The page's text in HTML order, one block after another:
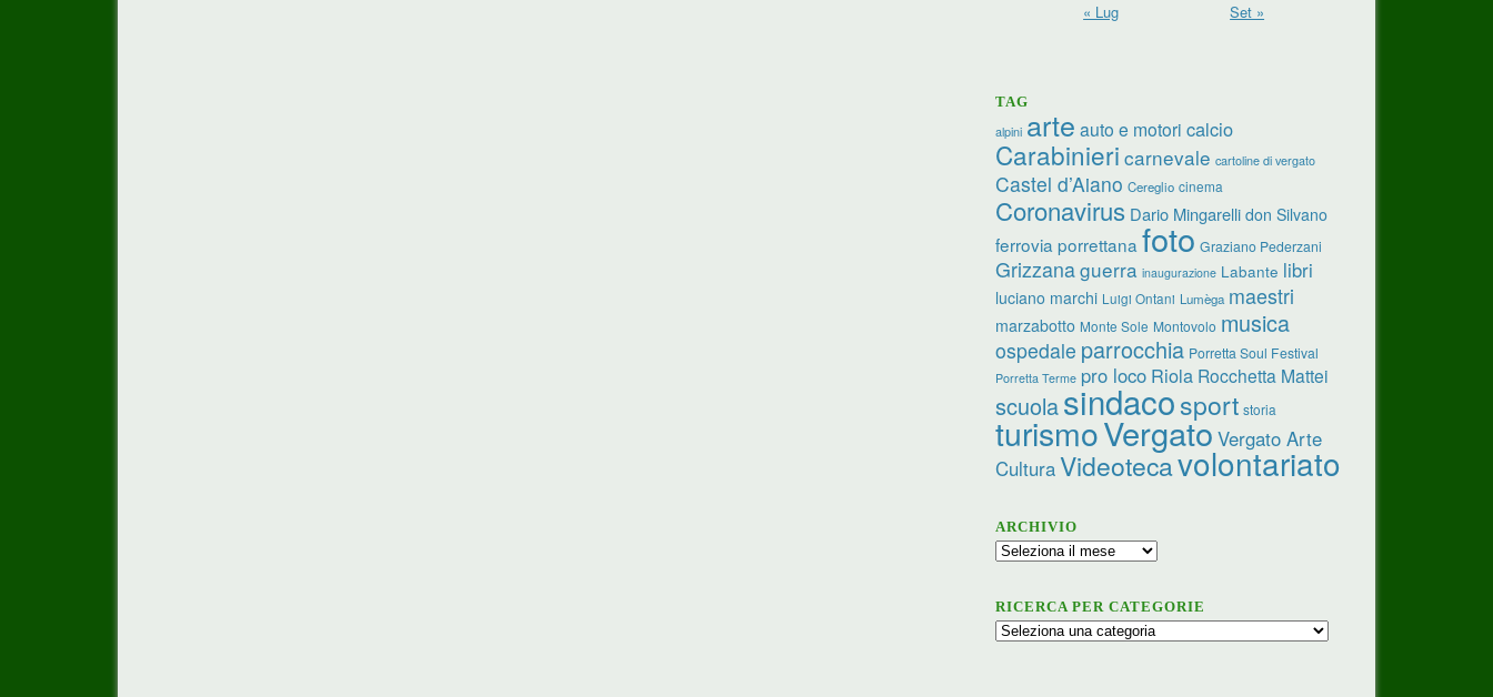
« Lug
Set »
TAG
alpini arte auto e motori calcio
Carabinieri carnevale cartoline di vergato
Castel d’Aiano Cereglio cinema
Coronavirus Dario Mingarelli don Silvano
ferrovia porrettana foto Graziano Pederzani
Grizzanaguerra inaugurazione Labante libri
luciano marchi Luigi Ontani Lumèga maestri
marzabotto Monte Sole Montovolo musica
ospedale parrocchia Porretta Soul Festival
Porretta Terme pro loco Riola Rocchetta Mattei
scuolasindacosport storia
turismoVergato Vergato Arte
CulturaVideotecavolontariato
ARCHIVIO
Archivio
RICERCA PER CATEGORIE
Ricerca